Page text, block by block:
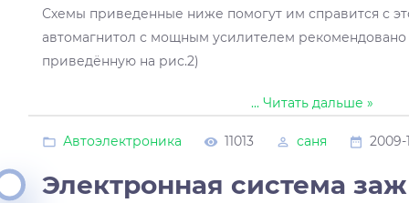
Схемы приведенные ниже помогут им справится с
автомагнитол с мощным усилителем рекомендовано
приведённую на рис.2)
...Читать дальше »
Автоэлектроника 11013 саня 2009-
Электронная система